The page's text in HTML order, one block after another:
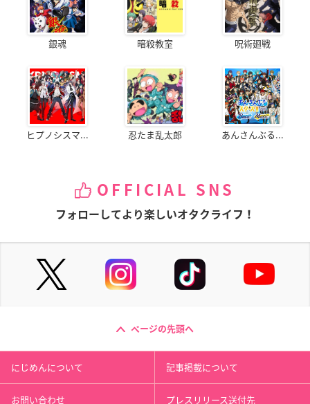
銀魂 暗殺教室 呪術廻戦
ヒプノシスマ... 忍たま乱太郎 あんさんぶる...
OFFICIAL SNS
フォローしてより楽しいオタクライフ！
ページの先頭へ
にじめんについて 記事掲載について
お問い合わせ プレスリリース送付先